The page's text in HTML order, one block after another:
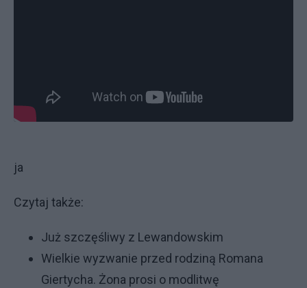
ja
Czytaj także:
Już szczęśliwy z Lewandowskim
Wielkie wyzwanie przed rodziną Romana
Giertycha. Żona prosi o modlitwę